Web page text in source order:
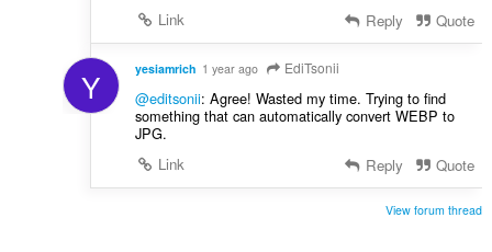
Link
Reply Quote
Y yesiamrich 1 year ago EdiTsonii
@editsonii: Agree! Wasted my time. Trying to find
something that can automatically convert WEBP to
JPG.
Link
Reply Quote
View forum thread